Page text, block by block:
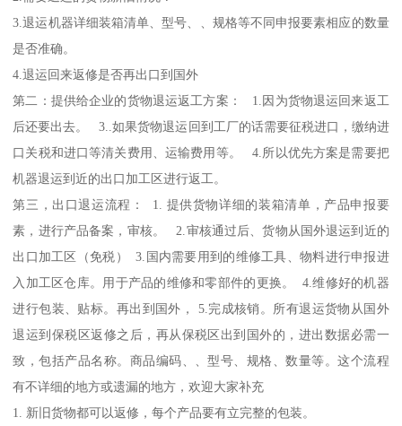
3.退运机器详细装箱清单、型号、、规格等不同申报要素相应的数量
是否准确。
4.退运回来返修是否再出口到国外
第二：提供给企业的货物退运返工方案： 1.因为货物退运回来返工
后还要出去。 3..如果货物退运回到工厂的话需要征税进口，缴纳进
口关税和进口等清关费用、运输费用等。 4.所以优先方案是需要把
机器退运到近的出口加工区进行返工。
第三，出口退运流程： 1. 提供货物详细的装箱清单，产品申报要
素，进行产品备案，审核。 2.审核通过后、货物从国外退运到近的
出口加工区（免税） 3.国内需要用到的维修工具、物料进行申报进
入加工区仓库。用于产品的维修和零部件的更换。 4.维修好的机器
进行包装、贴标。再出到国外， 5.完成核销。所有退运货物从国外
退运到保税区返修之后，再从保税区出到国外的，进出数据必需一
致，包括产品名称。商品编码、、型号、规格、数量等。这个流程
有不详细的地方或遗漏的地方，欢迎大家补充
1. 新旧货物都可以返修，每个产品要有立完整的包装。